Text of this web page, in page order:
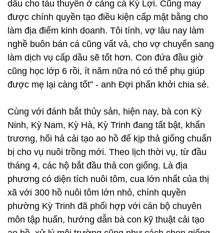
dầu cho tàu thuyền ở cảng cá Kỳ Lợi. Cũng may
được chính quyền tạo điều kiện cấp mặt bằng cho
làm địa điểm kinh doanh. Tôi tính, vợ lâu nay làm
nghề buôn bán cá cũng vất vả, cho vợ chuyển sang
làm dịch vụ cấp dầu sẽ tốt hơn. Con đứa đầu giờ
cũng học lớp 6 rồi, ít năm nữa nó có thể phụ giúp
được mẹ lại càng tốt” - anh Đợi phấn khởi chia sẻ.
Cùng với đánh bắt thủy sản, hiện nay, bà con Kỳ
Ninh, Kỳ Nam, Kỳ Hà, Kỳ Trinh đang tất bật, khẩn
trương, hối hả cải tạo ao hồ để kịp thả giống chuẩn
bị cho vụ nuôi trồng mới. Theo lịch thời vụ, từ đầu
tháng 4, các hộ bắt đầu thả con giống. Là địa
phương có diện tích nuôi tôm, cua lớn nhất của thị
xã với 300 hồ nuôi tôm lớn nhỏ, chính quyền
phường Kỳ Trinh đã phối hợp với cán bộ chuyên
môn tập huấn, hướng dẫn bà con kỹ thuật cải tạo